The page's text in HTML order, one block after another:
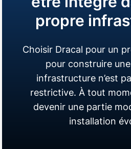
propre
Choisir Dracal pour un
pour construire
infrastructure n’est
restrictive. À tout
devenir une partie
installation